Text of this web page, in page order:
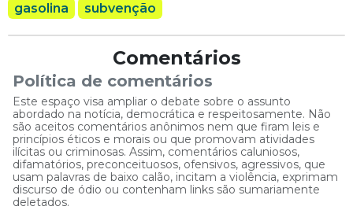
gasolina
subvenção
Comentários
Política de comentários
Este espaço visa ampliar o debate sobre o assunto
abordado na notícia, democrática e respeitosamente. Não
são aceitos comentários anônimos nem que firam leis e
princípios éticos e morais ou que promovam atividades
ilícitas ou criminosas. Assim, comentários caluniosos,
difamatórios, preconceituosos, ofensivos, agressivos, que
usam palavras de baixo calão, incitam a violência, exprimam
discurso de ódio ou contenham links são sumariamente
deletados.